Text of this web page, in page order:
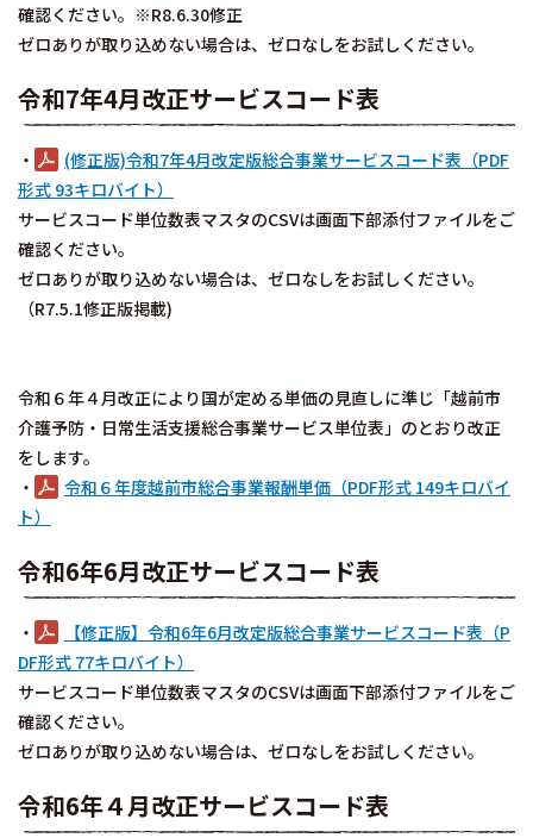
確認ください。※R8.6.30修正
ゼロありが取り込めない場合は、ゼロなしをお試しください。
令和7年4月改正サービスコード表
・
(修正版)令和7年4月改定版総合事業サービスコード表（PDF
形式 93キロバイト）
サービスコード単位数表マスタのCSVは画面下部添付ファイルをご
確認ください。
ゼロありが取り込めない場合は、ゼロなしをお試しください。
（R7.5.1修正版掲載)
令和６年４月改正により国が定める単価の見直しに準じ「越前市
介護予防・日常生活支援総合事業サービス単位表」のとおり改正
をします。
・
令和６年度越前市総合事業報酬単価（PDF形式 149キロバイ
ト）
令和6年6月改正サービスコード表
・
【修正版】令和6年6月改定版総合事業サービスコード表（P
DF形式 77キロバイト）
サービスコード単位数表マスタのCSVは画面下部添付ファイルをご
確認ください。
ゼロありが取り込めない場合は、ゼロなしをお試しください。
令和6年４月改正サービスコード表